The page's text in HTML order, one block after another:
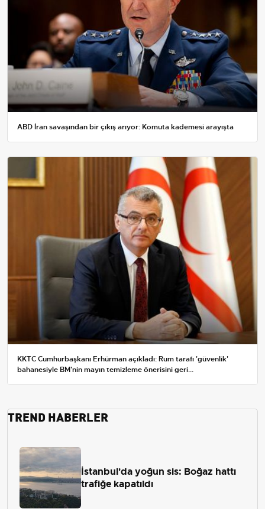
ABD İran savaşından bir çıkış arıyor: Komuta kademesi arayışta
KKTC Cumhurbaşkanı Erhürman açıkladı: Rum tarafı 'güvenlik'
bahanesiyle BM'nin mayın temizleme önerisini geri...
TREND HABERLER
İstanbul'da yoğun sis: Boğaz hattı
trafiğe kapatıldı